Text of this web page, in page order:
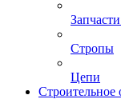
Стропы
Цепи
Строительное